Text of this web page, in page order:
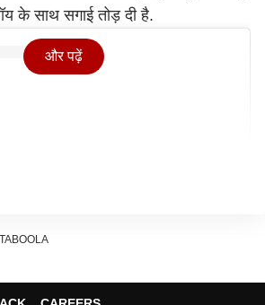
के साथ सगाई तोड़ दी है.
और पढ़ें